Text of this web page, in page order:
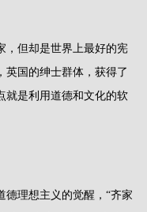
，但却是世界上最好的宪
英国的绅士群体，获得了
就是利用道德和文化的软
德理想主义的觉醒，“齐家